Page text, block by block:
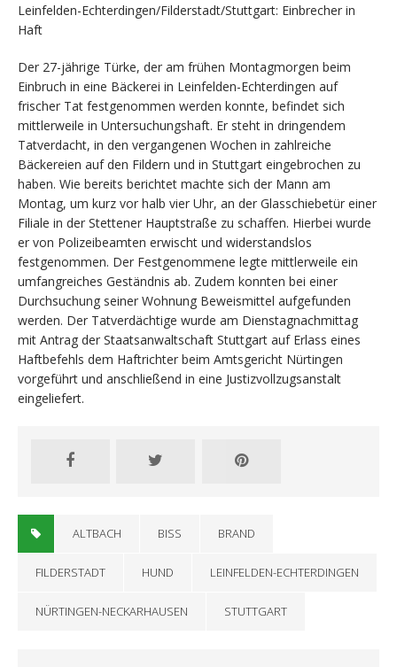
Leinfelden-Echterdingen/Filderstadt/Stuttgart: Einbrecher in
Haft
Der 27-jährige Türke, der am frühen Montagmorgen beim
Einbruch in eine Bäckerei in Leinfelden-Echterdingen auf
frischer Tat festgenommen werden konnte, befindet sich
mittlerweile in Untersuchungshaft. Er steht in dringendem
Tatverdacht, in den vergangenen Wochen in zahlreiche
Bäckereien auf den Fildern und in Stuttgart eingebrochen zu
haben. Wie bereits berichtet machte sich der Mann am
Montag, um kurz vor halb vier Uhr, an der Glasschiebetür einer
Filiale in der Stettener Hauptstraße zu schaffen. Hierbei wurde
er von Polizeibeamten erwischt und widerstandslos
festgenommen. Der Festgenommene legte mittlerweile ein
umfangreiches Geständnis ab. Zudem konnten bei einer
Durchsuchung seiner Wohnung Beweismittel aufgefunden
werden. Der Tatverdächtige wurde am Dienstagnachmittag
mit Antrag der Staatsanwaltschaft Stuttgart auf Erlass eines
Haftbefehls dem Haftrichter beim Amtsgericht Nürtingen
vorgeführt und anschließend in eine Justizvollzugsanstalt
eingeliefert.
ALTBACH BISS BRAND
FILDERSTADT HUND LEINFELDEN-ECHTERDINGEN
NÜRTINGEN-NECKARHAUSEN STUTTGART